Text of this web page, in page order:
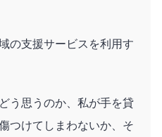
の支援サービスを利用す
う思うのか、私が手を貸
つけてしまわないか、そ